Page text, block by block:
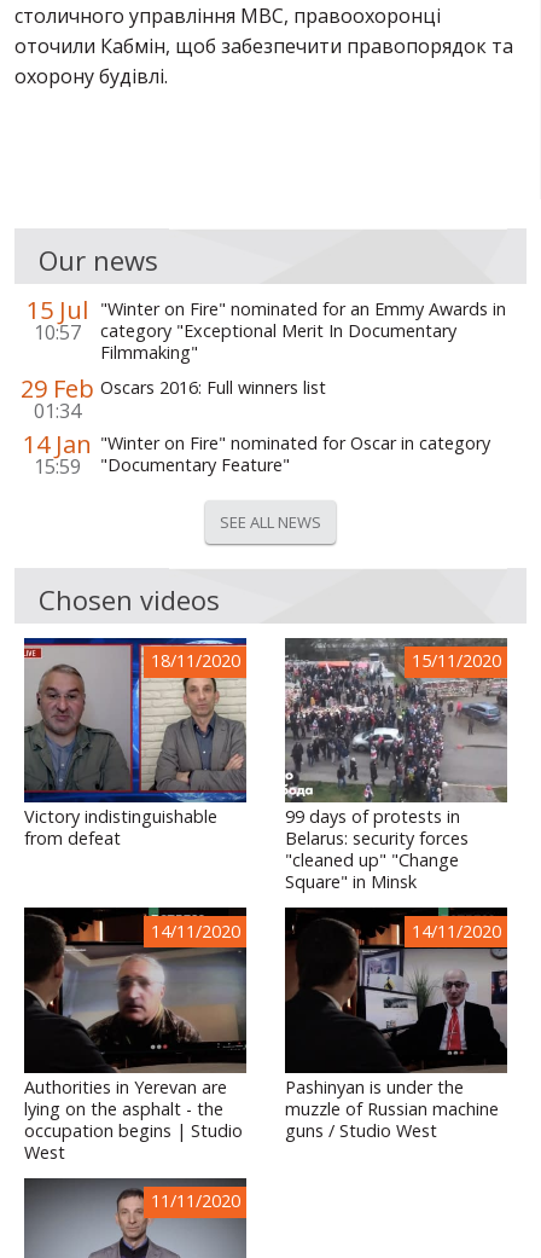
столичного управління МВС, правоохоронці
оточили Кабмін, щоб забезпечити правопорядок та
охорону будівлі.
Our news
15 Jul
10:57
"Winter on Fire" nominated for an Emmy Awards in
category "Exceptional Merit In Documentary
Filmmaking"
29 Feb
01:34
Oscars 2016: Full winners list
14 Jan
15:59
"Winter on Fire" nominated for Oscar in category
"Documentary Feature"
SEE ALL NEWS
Chosen videos
18/11/2020
Victory indistinguishable
from defeat
15/11/2020
99 days of protests in
Belarus: security forces
"cleaned up" "Change
Square" in Minsk
14/11/2020
Authorities in Yerevan are
lying on the asphalt - the
occupation begins | Studio
West
14/11/2020
Pashinyan is under the
muzzle of Russian machine
guns / Studio West
11/11/2020